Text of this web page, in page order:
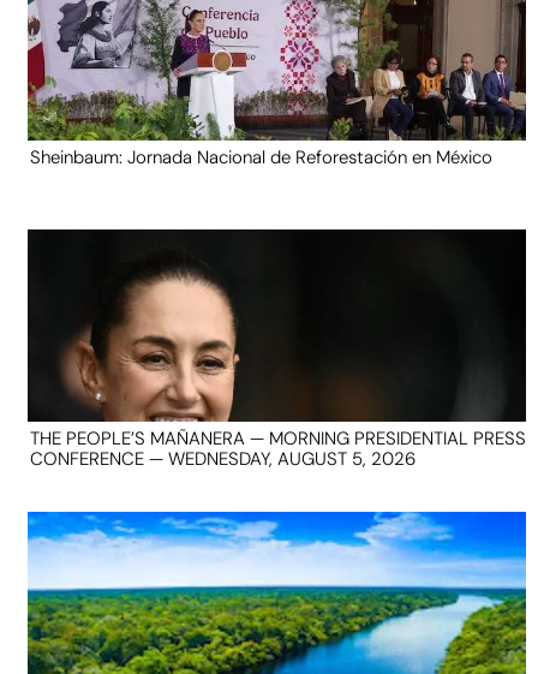
Sheinbaum: Jornada Nacional de Reforestación en México
THE PEOPLE’S MAÑANERA — MORNING PRESIDENTIAL PRESS
CONFERENCE — WEDNESDAY, AUGUST 5, 2026